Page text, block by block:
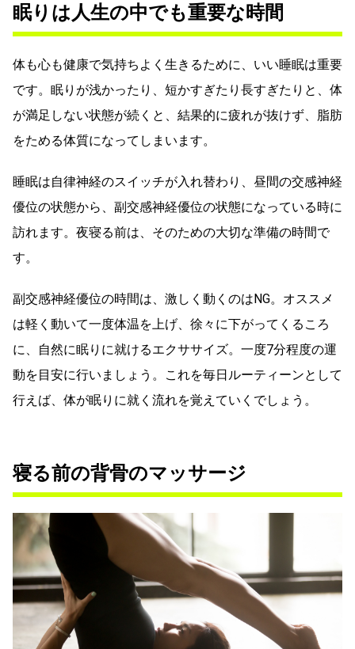
眠りは人生の中でも重要な時間
体も心も健康で気持ちよく生きるために、いい睡眠は重要
です。眠りが浅かったり、短かすぎたり長すぎたりと、体
が満足しない状態が続くと、結果的に疲れが抜けず、脂肪
をためる体質になってしまいます。
睡眠は自律神経のスイッチが入れ替わり、昼間の交感神経
優位の状態から、副交感神経優位の状態になっている時に
訪れます。夜寝る前は、そのための大切な準備の時間で
す。
副交感神経優位の時間は、激しく動くのはNG。オススメ
は軽く動いて一度体温を上げ、徐々に下がってくるころ
に、自然に眠りに就けるエクササイズ。一度7分程度の運
動を目安に行いましょう。これを毎日ルーティーンとして
行えば、体が眠りに就く流れを覚えていくでしょう。
寝る前の背骨のマッサージ